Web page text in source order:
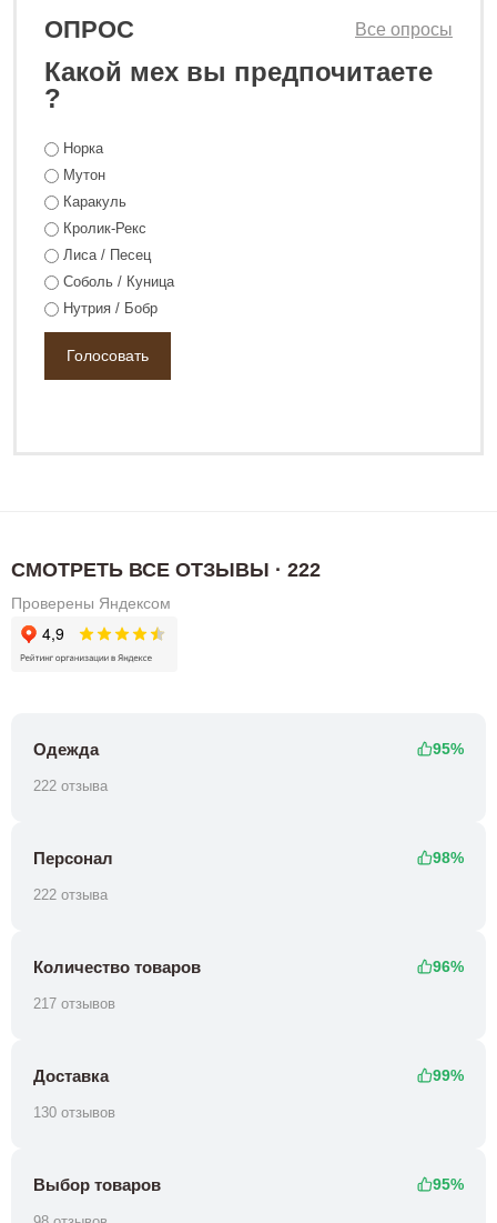
148 800 ₽
ОПРОС
Какой мех вы предпочитаете
?
Все опросы
Норка
Мутон
Каракуль
Кролик-Рекс
Лиса / Песец
Соболь / Куница
Нутрия / Бобр
СМОТРЕТЬ ВСЕ ОТЗЫВЫ · 222
Проверены Яндексом
Одежда 95%
222 отзыва
Персонал 98%
222 отзыва
Количество товаров 96%
217 отзывов
Доставка 99%
130 отзывов
Выбор товаров 95%